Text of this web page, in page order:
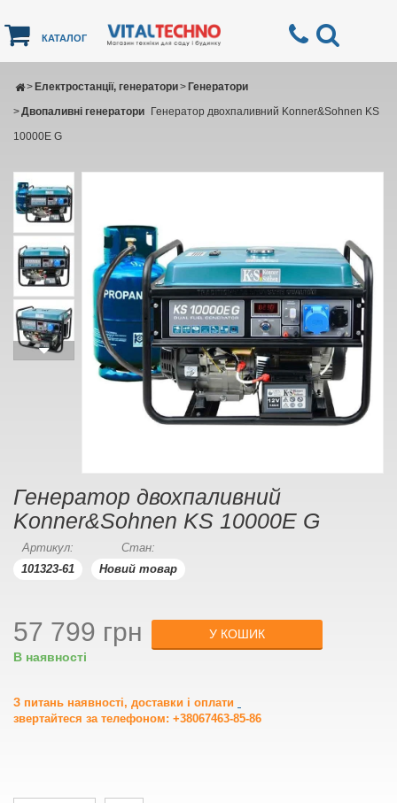
КАТАЛОГ
Електростанції, генератори
> Генератори
>
Двопаливні генератори
>
Генератор двохпаливний Konner&Sohnen KS
10000E G
Генератор двохпаливний
Konner&Sohnen KS 10000E G
Артикул:
101323-61
Стан:
Новий товар
57 799 грн
В наявності
У КОШИК
З питань наявності, доставки і оплати
звертайтеся за телефоном: +38067463-85-86